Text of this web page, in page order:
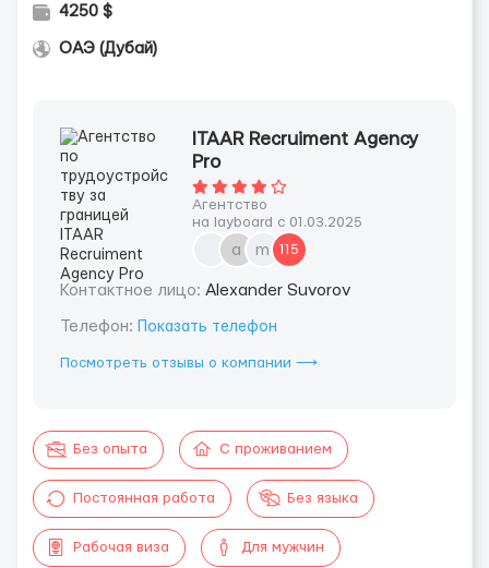
4250 $
ОАЭ (Дубай)
ITAAR Recruiment Agency
Pro
Агентство
на layboard с 01.03.2025
a m 115
Контактное лицо: Alexander Suvorov
Телефон: Показать телефон
Посмотреть отзывы о компании ⟶
Без опыта С проживанием
Постоянная работа Без языка
Рабочая виза Для мужчин